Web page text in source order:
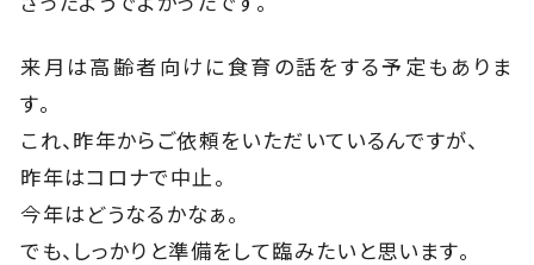
来月は高齢者向けに食育の話をする予定もありま
す。
これ、昨年からご依頼をいただいているんですが、
昨年はコロナで中止。
今年はどうなるかなぁ。
でも、しっかりと準備をして臨みたいと思います。